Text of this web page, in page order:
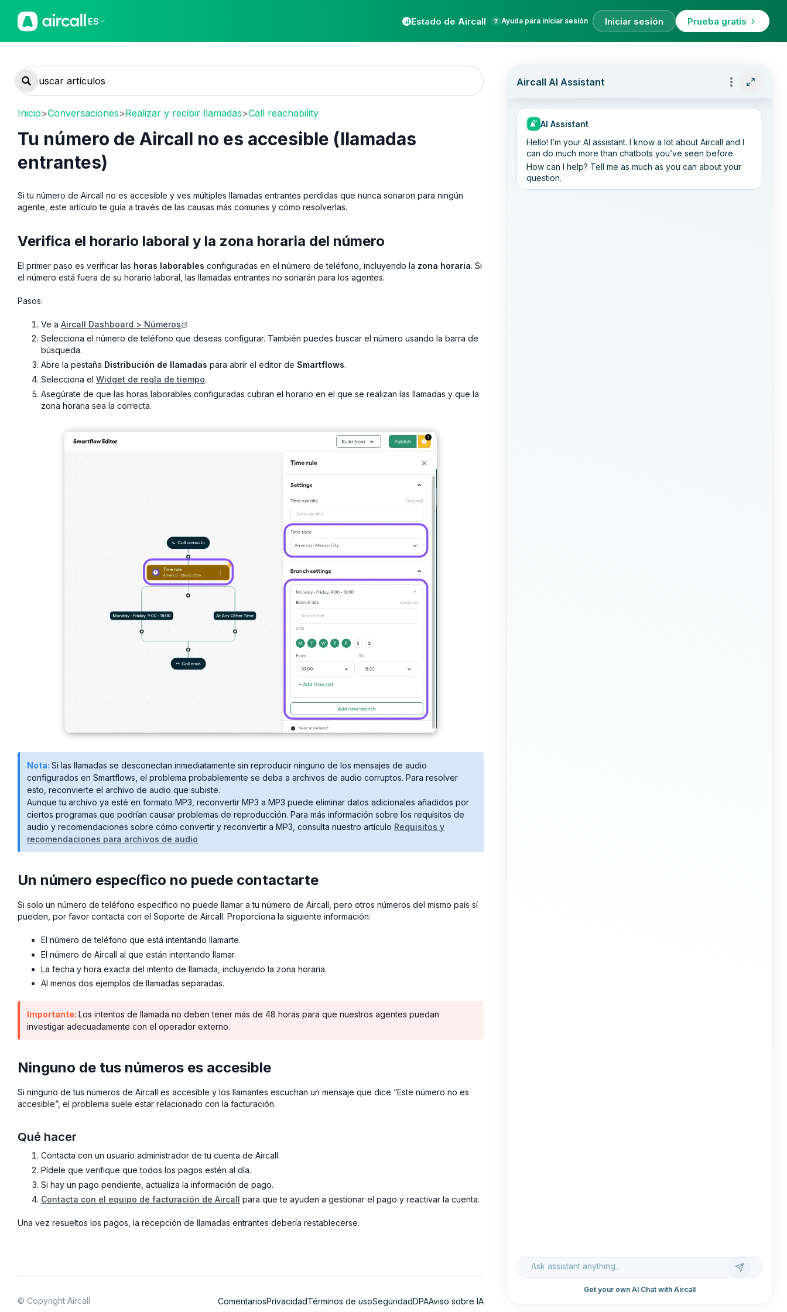
ES Estado de Aircall Ayuda para iniciar sesión Iniciar sesión Prueba gratis
Inicio>Conversaciones>Realizar y recibir llamadas>Call reachability
Tu número de Aircall no es accesible (llamadas
entrantes)
Si tu número de Aircall no es accesible y ves múltiples llamadas entrantes perdidas que nunca sonaron para ningún
agente, este artículo te guía a través de las causas más comunes y cómo resolverlas.
Verifica el horario laboral y la zona horaria del número
El primer paso es verificar las horas laborables configuradas en el número de teléfono, incluyendo la zona horaria. Si
el número está fuera de su horario laboral, las llamadas entrantes no sonarán para los agentes.
Pasos:
Ve a Aircall Dashboard > Números
Selecciona el número de teléfono que deseas configurar. También puedes buscar el número usando la barra de
búsqueda.
Abre la pestaña Distribución de llamadas para abrir el editor de Smartflows.
Selecciona el Widget de regla de tiempo.
Asegúrate de que las horas laborables configuradas cubran el horario en el que se realizan las llamadas y que la
zona horaria sea la correcta.
Nota: Si las llamadas se desconectan inmediatamente sin reproducir ninguno de los mensajes de audio
configurados en Smartflows, el problema probablemente se deba a archivos de audio corruptos. Para resolver
esto, reconvierte el archivo de audio que subiste.
Aunque tu archivo ya esté en formato MP3, reconvertir MP3 a MP3 puede eliminar datos adicionales añadidos por
ciertos programas que podrían causar problemas de reproducción. Para más información sobre los requisitos de
audio y recomendaciones sobre cómo convertir y reconvertir a MP3, consulta nuestro artículo Requisitos y
recomendaciones para archivos de audio
Un número específico no puede contactarte
Si solo un número de teléfono específico no puede llamar a tu número de Aircall, pero otros números del mismo país sí
pueden, por favor contacta con el Soporte de Aircall. Proporciona la siguiente información:
El número de teléfono que está intentando llamarte.
El número de Aircall al que están intentando llamar.
La fecha y hora exacta del intento de llamada, incluyendo la zona horaria.
Al menos dos ejemplos de llamadas separadas.
Importante: Los intentos de llamada no deben tener más de 48 horas para que nuestros agentes puedan
investigar adecuadamente con el operador externo.
Ninguno de tus números es accesible
Si ninguno de tus números de Aircall es accesible y los llamantes escuchan un mensaje que dice “Este número no es
accesible”, el problema suele estar relacionado con la facturación.
Qué hacer
Contacta con un usuario administrador de tu cuenta de Aircall.
Pídele que verifique que todos los pagos estén al día.
Si hay un pago pendiente, actualiza la información de pago.
Contacta con el equipo de facturación de Aircall para que te ayuden a gestionar el pago y reactivar la cuenta.
Una vez resueltos los pagos, la recepción de llamadas entrantes debería restablecerse.
© Copyright Aircall ComentariosPrivacidadTérminos de usoSeguridadDPAAviso sobre IA